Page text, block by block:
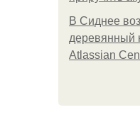
В Сиднее
деревянный
Atlassian